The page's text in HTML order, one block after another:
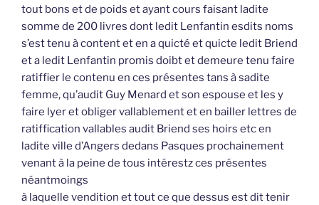
tout bons et de poids et ayant cours faisant ladite
somme de 200 livres dont ledit Lenfantin esdits noms
s’est tenu à content et en a quicté et quicte ledit Briend
et a ledit Lenfantin promis doibt et demeure tenu faire
ratiffier le contenu en ces présentes tans à sadite
femme, qu’audit Guy Menard et son espouse et les y
faire lyer et obliger vallablement et en bailler lettres de
ratiffication vallables audit Briend ses hoirs etc en
ladite ville d’Angers dedans Pasques prochainement
venant à la peine de tous intérestz ces présentes
néantmoings
à laquelle vendition et tout ce que dessus est dit tenir